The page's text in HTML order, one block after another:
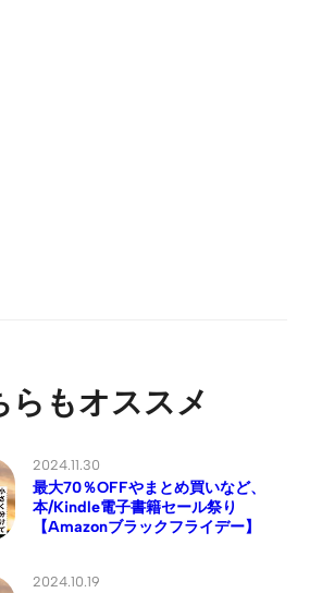
らもオススメ
2024.11.30
最大70％OFFやまとめ買いなど、
本/Kindle電子書籍セール祭り
【Amazonブラックフライデー】
2024.10.19